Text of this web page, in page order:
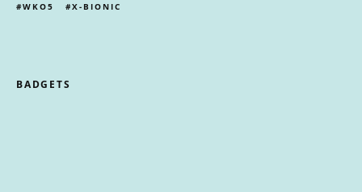
WKO5
X-BIONIC
BADGETS